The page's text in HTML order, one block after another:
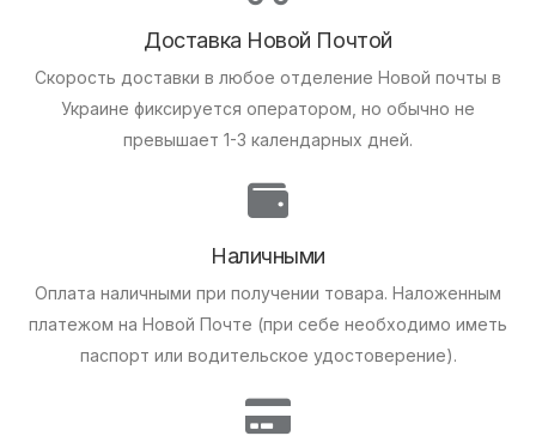
Доставка Новой Почтой
Скорость доставки в любое отделение Новой почты в
Украине фиксируется оператором, но обычно не
превышает 1-3 календарных дней.
Наличными
Оплата наличными при получении товара. Наложенным
платежом на Новой Почте (при себе необходимо иметь
паспорт или водительское удостоверение).